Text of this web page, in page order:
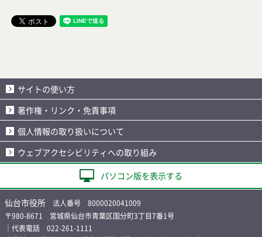
サイトの使い方
著作権・リンク・免責事項
個人情報の取り扱いについて
ウェブアクセシビリティへの取り組み
パソコン版を表示する
仙台市役所 法人番号 8000020041009
〒980-8671 宮城県仙台市青葉区国分町3丁目7番1号
｜代表電話 022-261-1111